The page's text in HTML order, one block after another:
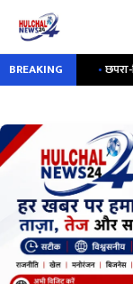
BREAKING
•छपरा-सिवान के 4